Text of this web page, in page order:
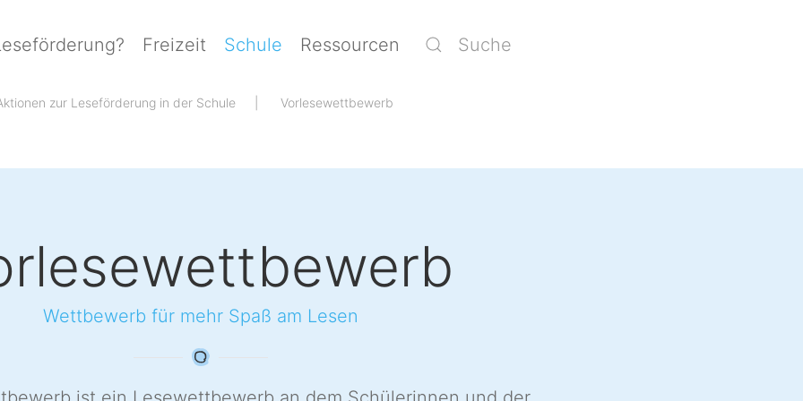
Freizeit Schule Ressourcen
zur Leseförderung in der Schule Vorlesewettbewerb
Wettbewerb für mehr Spaß am Lesen